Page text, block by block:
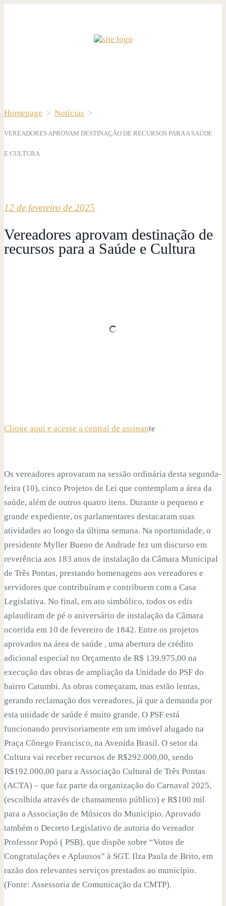
Homepage > Notícias >
VEREADORES APROVAM DESTINAÇÃO DE RECURSOS PARA A SAÚDE
E CULTURA
12 de fevereiro de 2025
Vereadores aprovam destinação de
recursos para a Saúde e Cultura
Clique aqui e acesse a central de assinante
Os vereadores aprovaram na sessão ordinária desta segunda-
feira (10), cinco Projetos de Lei que contemplam a área da
saúde, além de outros quatro itens. Durante o pequeno e
grande expediente, os parlamentares destacaram suas
atividades ao longo da última semana. Na oportunidade, o
presidente Myller Bueno de Andrade fez um discurso em
reverência aos 183 anos de instalação da Câmara Municipal
de Três Pontas, prestando homenagens aos vereadores e
servidores que contribuíram e contribuem com a Casa
Legislativa. No final, em ato simbólico, todos os edis
aplaudiram de pé o aniversário de instalação da Câmara
ocorrida em 10 de fevereiro de 1842. Entre os projetos
aprovados na área de saúde , uma abertura de crédito
adicional especial no Orçamento de R$ 139.975,00 na
execução das obras de ampliação da Unidade do PSF do
bairro Catumbi. As obras começaram, mas estão lentas,
gerando reclamação dos vereadores, já que a demanda por
esta unidade de saúde é muito grande. O PSF está
funcionando provisoriamente em um imóvel alugado na
Praça Cônego Francisco, na Avenida Brasil. O setor da
Cultura vai receber recursos de R$292.000,00, sendo
R$192.000,00 para a Associação Cultural de Três Pontas
(ACTA) – que faz parte da organização do Carnaval 2025,
(escolhida através de chamamento público) e R$100 mil
para a Associação de Músicos do Município. Aprovado
também o Decreto Legislativo de autoria do vereador
Professor Popó ( PSB), que dispõe sobre “Votos de
Congratulações e Aplausos” à SGT. Ilza Paula de Brito, em
razão dos relevantes serviços prestados ao município.
(Fonte: Assessoria de Comunicação da CMTP).